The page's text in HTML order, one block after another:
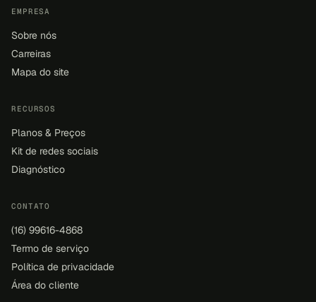
EMPRESA
Sobre nós
Carreiras
Mapa do site
RECURSOS
Planos & Preços
Kit de redes sociais
Diagnóstico
CONTATO
(16) 99616-4868
Termo de serviço
Política de privacidade
Área do cliente